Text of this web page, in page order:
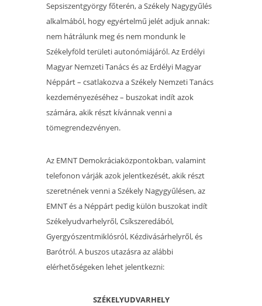
Sepsiszentgyörgy főterén, a Székely Nagygyűlés
alkalmából, hogy egyértelmű jelét adjuk annak:
nem hátrálunk meg és nem mondunk le
Székelyföld területi autonómiájáról. Az Erdélyi
Magyar Nemzeti Tanács és az Erdélyi Magyar
Néppárt – csatlakozva a Székely Nemzeti Tanács
kezdeményezéséhez – buszokat indít azok
számára, akik részt kívánnak venni a
tömegrendezvényen.
Az EMNT Demokráciaközpontokban, valamint
telefonon várják azok jelentkezését, akik részt
szeretnének venni a Székely Nagygyűlésen, az
EMNT és a Néppárt pedig külön buszokat indít
Székelyudvarhelyről, Csíkszeredából,
Gyergyószentmiklósról, Kézdivásárhelyről, és
Barótról. A buszos utazásra az alábbi
elérhetőségeken lehet jelentkezni:
SZÉKELYUDVARHELY